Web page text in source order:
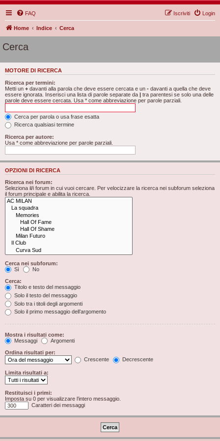
FAQ Login
Iscriviti
Home Indice Cerca
Cerca
MOTORE DI RICERCA
Ricerca per termini:
Metti un + davanti alla parola che deve essere cercata e un - davanti a quella che deve
essere ignorata. Inserisci una lista di parole separate da | tra parentesi se solo una delle
parole deve essere cercata. Usa * come abbreviazione per parole parziali.
Cerca per parola o usa frase esatta
Ricerca qualsiasi termine
Ricerca per autore:
Usa * come abbreviazione per parole parziali.
OPZIONI DI RICERCA
Ricerca nei forum:
Seleziona il/i forum in cui vuoi cercare. Per velocizzare la ricerca nei subforum seleziona
il forum principale e abilita la ricerca.
Cerca nei subforum:
Sì
No
Cerca:
Titolo e testo del messaggio
Solo il testo del messaggio
Solo tra i titoli degli argomenti
Solo il primo messaggio dell’argomento
Mostra i risultati come:
Messaggi
Argomenti
Ordina risultati per:
Crescente
Decrescente
Limita risultati a:
Restituisci i primi:
Imposta su 0 per visualizzare l’intero messaggio.
Caratteri dei messaggi